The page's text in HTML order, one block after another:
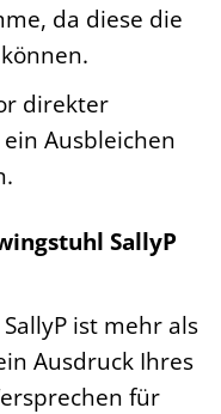
da diese die
direkter
Ausbleichen
SallyP
ist mehr als
Ausdruck Ihres
für